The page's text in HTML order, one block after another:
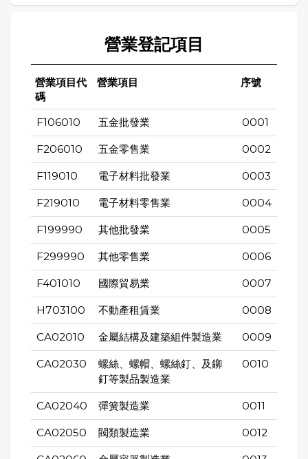
營業登記項目
營業項目代
碼
營業項目 序號
F106010 五金批發業 0001
F206010 五金零售業 0002
F119010 電子材料批發業 0003
F219010 電子材料零售業 0004
F199990 其他批發業 0005
F299990 其他零售業 0006
F401010 國際貿易業 0007
H703100 不動產租賃業 0008
CA02010 金屬結構及建築組件製造業 0009
CA02030
螺絲、螺帽、螺絲釘、及鉚
釘等製品製造業
0010
CA02040 彈簧製造業 0011
CA02050 閥類製造業 0012